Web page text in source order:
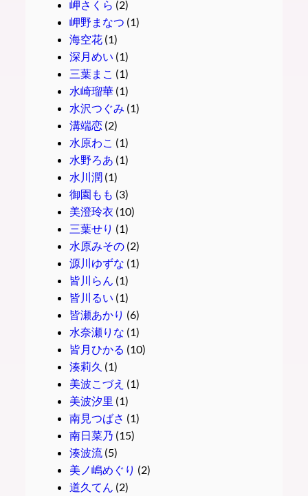
岬さくら (2)
岬野まなつ (1)
海空花(1)
深月めい (1)
三葉まこ (1)
水崎瑠華(1)
水沢つぐみ (1)
溝端恋(2)
水原わこ (1)
水野ろあ (1)
水川潤(1)
御園もも (3)
美澄玲衣 (10)
三葉せり (1)
水原みその(2)
源川ゆずな (1)
皆川らん (1)
皆川るい (1)
皆瀬あかり (6)
水奈瀬りな (1)
皆月ひかる (10)
湊莉久 (1)
美波こづえ (1)
美波汐里 (1)
南見つばさ (1)
南日菜乃 (15)
湊波流 (5)
美ノ嶋めぐり (2)
道久てん (2)